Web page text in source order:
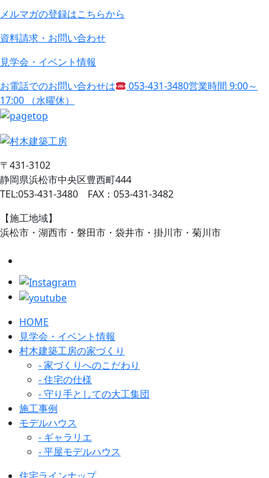
メルマガの登録はこちらから
資料請求・お問い合わせ
見学会・イベント情報
お電話でのお問い合わせは
053-431-3480営業時間 9:00～
17:00 （水曜休）
〒431-3102
静岡県浜松市中央区豊西町444
TEL:053-431-3480 FAX：053-431-3482
【施工地域】
浜松市・湖西市・磐田市・袋井市・掛川市・菊川市
HOME
見学会・イベント情報
村木建築工房の家づくり
- 家づくりへのこだわり
- 住宅の仕様
- 守り手としての大工集団
施工事例
モデルハウス
- ギャラリエ
- 平屋モデルハウス